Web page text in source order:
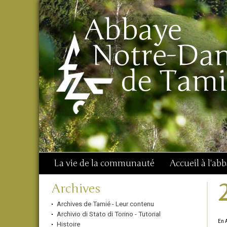
Aller
au
contenu.
|
Aller
à
navigation
Outils
personnels
Chercher par
Recherche
avancée…
La vie de la communauté Accueil à
Navigation
Archives
Archives de Tamié - Leur contenu
Archivio di Stato di Torino - Tutorial
Histoire
En